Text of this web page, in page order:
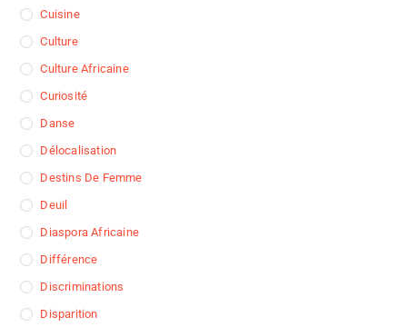
Cuisine
Culture
Culture Africaine
Curiosité
Danse
Délocalisation
Destins De Femme
Deuil
Diaspora Africaine
Différence
Discriminations
Disparition